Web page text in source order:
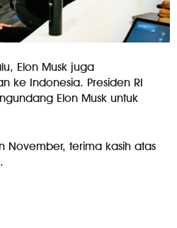
Elon Musk juga
ke Indonesia. Presiden RI
Elon Musk untuk
November, terima kasih atas